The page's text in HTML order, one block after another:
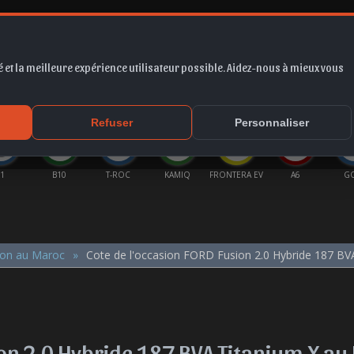
la meilleure expérience utilisateur possible. Aidez-nous à mieux vous
Refuser Personnaliser
T-ROC KAMIQ FRONTERA EV A6 GOLF
au Maroc Cote de l'occasion FORD Fusion 2.0 Hybride 187